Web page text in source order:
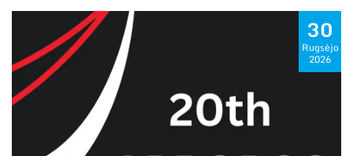
30
Rugsėjo
2026